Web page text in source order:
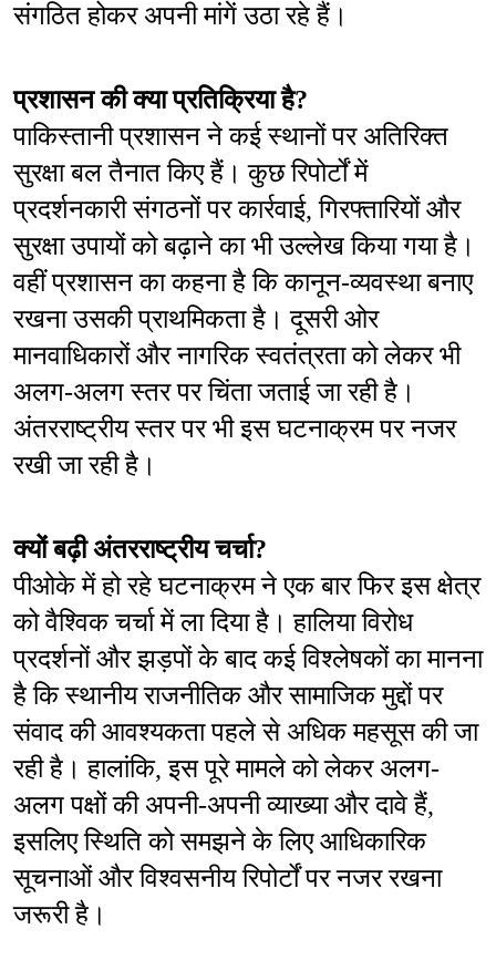
संगठित होकर अपनी मांगें उठा रहे हैं।
प्रशासन की क्या प्रतिक्रिया है?
पाकिस्तानी प्रशासन ने कई स्थानों पर अतिरिक्त
सुरक्षा बल तैनात किए हैं। कुछ रिपोर्टों में
प्रदर्शनकारी संगठनों पर कार्रवाई, गिरफ्तारियों और
सुरक्षा उपायों को बढ़ाने का भी उल्लेख किया गया है।
वहीं प्रशासन का कहना है कि कानून-व्यवस्था बनाए
रखना उसकी प्राथमिकता है। दूसरी ओर
मानवाधिकारों और नागरिक स्वतंत्रता को लेकर भी
अलग-अलग स्तर पर चिंता जताई जा रही है।
अंतरराष्ट्रीय स्तर पर भी इस घटनाक्रम पर नजर
रखी जा रही है।
क्यों बढ़ी अंतरराष्ट्रीय चर्चा?
पीओके में हो रहे घटनाक्रम ने एक बार फिर इस क्षेत्र
को वैश्विक चर्चा में ला दिया है। हालिया विरोध
प्रदर्शनों और झड़पों के बाद कई विश्लेषकों का मानना
है कि स्थानीय राजनीतिक और सामाजिक मुद्दों पर
संवाद की आवश्यकता पहले से अधिक महसूस की जा
रही है। हालांकि, इस पूरे मामले को लेकर अलग-
अलग पक्षों की अपनी-अपनी व्याख्या और दावे हैं,
इसलिए स्थिति को समझने के लिए आधिकारिक
सूचनाओं और विश्वसनीय रिपोर्टों पर नजर रखना
जरूरी है।